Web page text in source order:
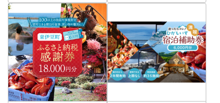
ギフト 土産